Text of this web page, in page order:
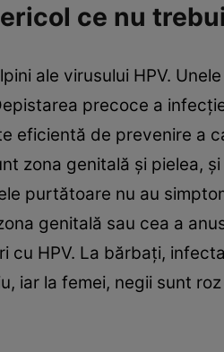
ce nu
ale virusului HPV.
precoce a
eficientă de prevenire a
zona genitală şi pielea,
purtătoare nu au
genitală sau cea a
cu HPV. La bărbaţi,
iar la femei, negii sunt